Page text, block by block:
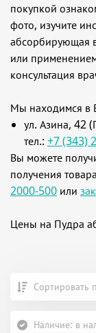
покупкой
фото, изучите
абсорбирующая
или
консультация
Мы находимся в
ул. Азина, 42
тел.: +7 (343)
Вы можете
получения
2000-500 или
Цены на Пудра
Сортировать
Наличие: в